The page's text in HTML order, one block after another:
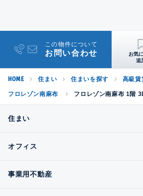
この物件について
お問い合わせ
HOME 住まい 住まいを探す 高級賃
フロレゾン南麻布 フロレゾン南麻布 1階
住まい
オフィス
事業用不動産